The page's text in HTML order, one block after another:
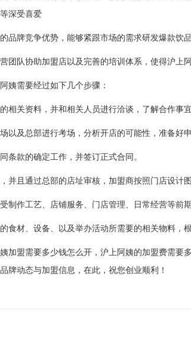
深受喜爱
牌竞争优势，能够紧跟市场的需求研发爆款饮品
队协助加盟店以及完善的培训体系，使得沪上阿
需要经过如下几个步骤：
关资料，并和相关人员进行洽谈，了解合作事宜
及总部进行考场，分析开店的可能性，准备好申
款的确定工作，并签订正式合同。
且通过总部的店址审核，加盟商按照门店设计图
作工艺、店铺服务、门店管理、日常经营等前期
材、设备、以及举办活动所需要的相关物料，根
盟需要多少钱怎么开，沪上阿姨的加盟费需要
牌动态与加盟信息，在此，祝您创业顺利！